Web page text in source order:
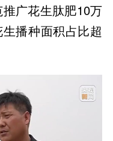
广花生肽肥10万
播种面积占比超